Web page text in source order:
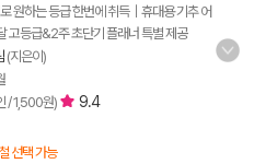
원하는 등급 한번에 취득｜휴대용 기추 어
고등급&2주 초단기 플래너 특별 제공
(지은이)
/ 1,500원)
9.4
선택 가능